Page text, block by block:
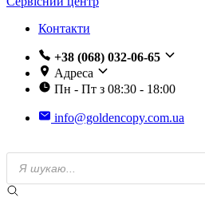
Контакти
+38 (068) 032-06-65
Адреса
Пн - Пт з 08:30 - 18:00
info@goldencopy.com.ua
Пошук
товарів